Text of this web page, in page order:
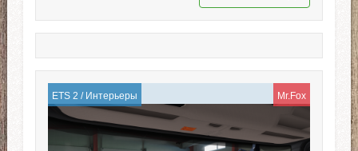
ETS 2 / Интерьеры Mr.Fox